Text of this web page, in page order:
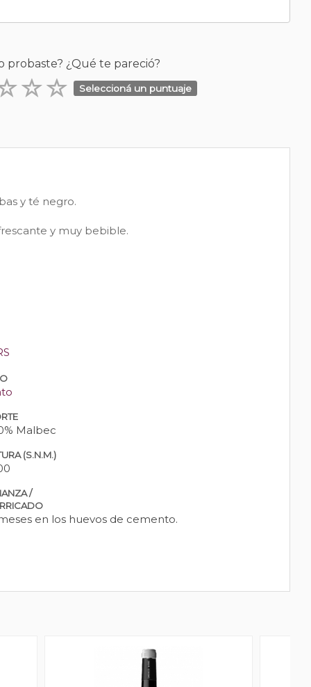
probaste? ¿Qué te pareció?
Seleccioná un puntuaje
y té negro.
y muy bebible.
Malbec
(S.N.M.)
/
en los huevos de cemento.